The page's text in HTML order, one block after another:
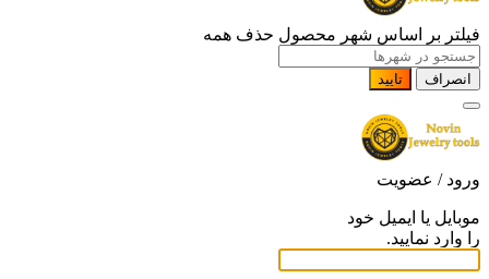
فیلتر بر اساس شهر محصول حذف همه
انصراف تایید
ورود / عضویت
موبایل یا ایمیل خود
را وارد نمایید.